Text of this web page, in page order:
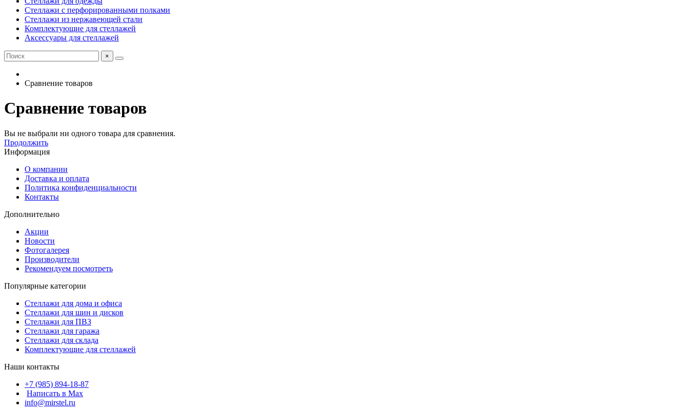
Стеллажи с перфорированными полками
Стеллажи из нержавеющей стали
Комплектующие для стеллажей
Аксессуары для стеллажей
×
Сравнение товаров
Сравнение товаров
Вы не выбрали ни одного товара для сравнения.
Продолжить
Информация
О компании
Доставка и оплата
Политика конфиденциальности
Контакты
Дополнительно
Акции
Новости
Фотогалерея
Производители
Рекомендуем посмотреть
Популярные категории
Стеллажи для дома и офиса
Стеллажи для шин и дисков
Стеллажи для ПВЗ
Стеллажи для гаража
Стеллажи для склада
Комплектующие для стеллажей
Наши контакты
+7 (985) 894-18-87
Написать в Max
info@mirstel.ru